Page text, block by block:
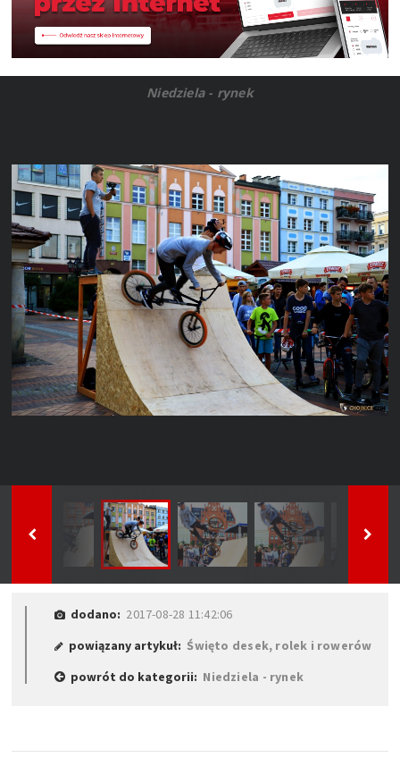
Niedziela - rynek
dodano: 2017-08-28 11:42:06
powiązany artykuł: Święto desek, rolek i rowerów
powrót do kategorii: Niedziela - rynek